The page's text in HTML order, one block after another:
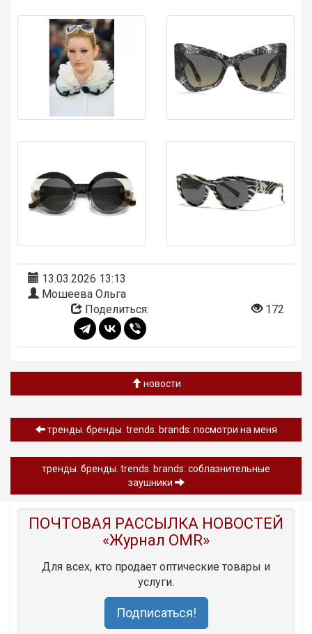
13.03.2026 13:13
Мошеева Ольга
Поделиться:
172
новости
тренды. бренды. trends. brands: посмотри на меня
тренды. бренды. trends. brands: соблазнительные
заушники
ПОЧТОВАЯ РАССЫЛКА НОВОСТЕЙ
«Журнал OMR»
Для всех, кто продает оптические товары и
услуги.
Подписаться!